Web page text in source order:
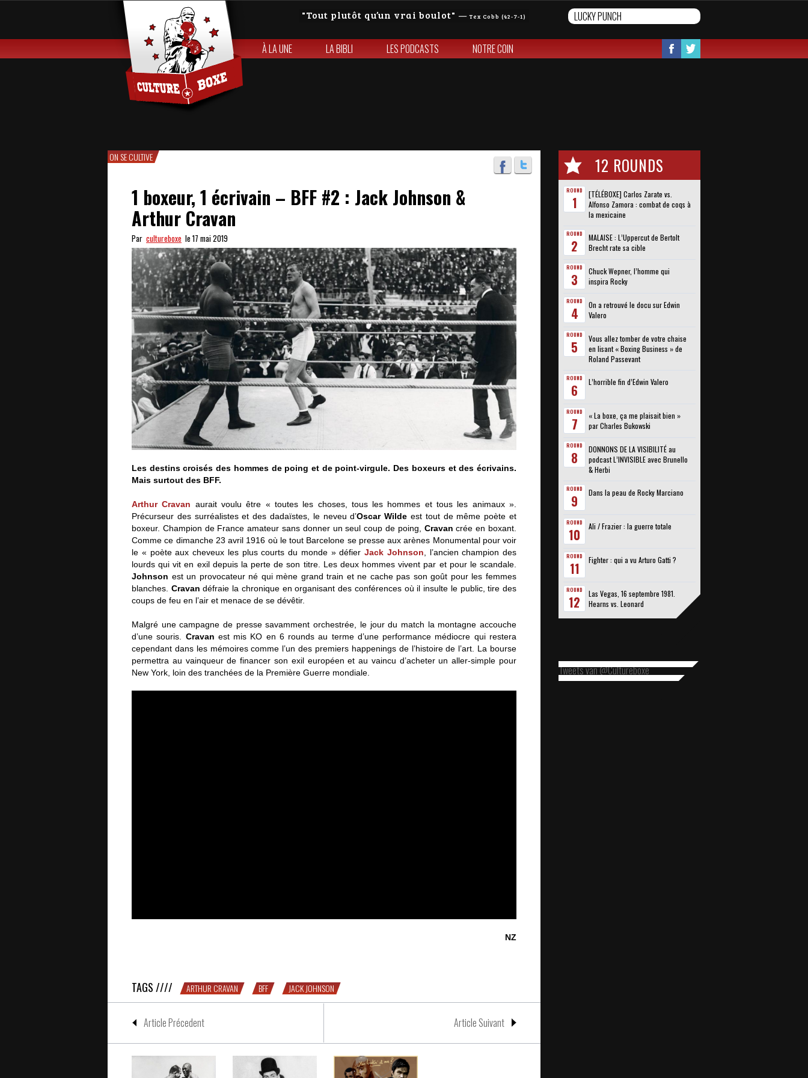
Tout plutôt qu’un vrai boulot — Tex Cobb (42-7-1)
À LA UNE LA BIBLI LES PODCASTS NOTRE COIN
12 ROUNDS
ROUND
1
[TÉLÉBOXE] Carlos Zarate vs.
Alfonso Zamora : combat de coqs à
la mexicaine
ROUND
2
MALAISE : L’Uppercut de Bertolt
Brecht rate sa cible
ROUND
3
Chuck Wepner, l’homme qui
inspira Rocky
ROUND
4
On a retrouvé le docu sur Edwin
Valero
ROUND
5
Vous allez tomber de votre chaise
en lisant « Boxing Business » de
Roland Passevant
ROUND
6 L’horrible fin d’Edwin Valero
ROUND
7
« La boxe, ça me plaisait bien »
par Charles Bukowski
ROUND
8
DONNONS DE LA VISIBILITÉ au
podcast L’INVISIBLE avec Brunello
& Herbi
ROUND
9 Dans la peau de Rocky Marciano
ROUND
10 Ali / Frazier : la guerre totale
ROUND
11 Fighter : qui a vu Arturo Gatti ?
ROUND
12
Las Vegas, 16 septembre 1981.
Hearns vs. Leonard
Tweets van @Cultureboxe
ON SE CULTIVE
1 boxeur, 1 écrivain – BFF #2 : Jack Johnson &
Arthur Cravan
Par cultureboxe le 17 mai 2019
Les destins croisés des hommes de poing et de point-virgule. Des boxeurs et des écrivains.
Mais surtout des BFF.
Arthur Cravan aurait voulu être « toutes les choses, tous les hommes et tous les animaux ».
Précurseur des surréalistes et des dadaïstes, le neveu d’Oscar Wilde est tout de même poète et
boxeur. Champion de France amateur sans donner un seul coup de poing, Cravan crée en boxant.
Comme ce dimanche 23 avril 1916 où le tout Barcelone se presse aux arènes Monumental pour voir
le « poète aux cheveux les plus courts du monde » défier Jack Johnson , l’ancien champion des
lourds qui vit en exil depuis la perte de son titre. Les deux hommes vivent par et pour le scandale.
Johnson est un provocateur né qui mène grand train et ne cache pas son goût pour les femmes
blanches. Cravan défraie la chronique en organisant des conférences où il insulte le public, tire des
coups de feu en l’air et menace de se dévêtir.
Malgré une campagne de presse savamment orchestrée, le jour du match la montagne accouche
d’une souris. Cravan est mis KO en 6 rounds au terme d’une performance médiocre qui restera
cependant dans les mémoires comme l’un des premiers happenings de l’histoire de l’art. La bourse
permettra au vainqueur de financer son exil européen et au vaincu d’acheter un aller-simple pour
New York, loin des tranchées de la Première Guerre mondiale.
NZ
TAGS //// ARTHUR CRAVAN BFF JACK JOHNSON
Article Précedent Article Suivant